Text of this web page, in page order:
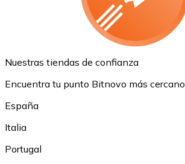
Nuestras tiendas de confianza
Encuentra tu punto Bitnovo más cercano
España
Italia
Portugal